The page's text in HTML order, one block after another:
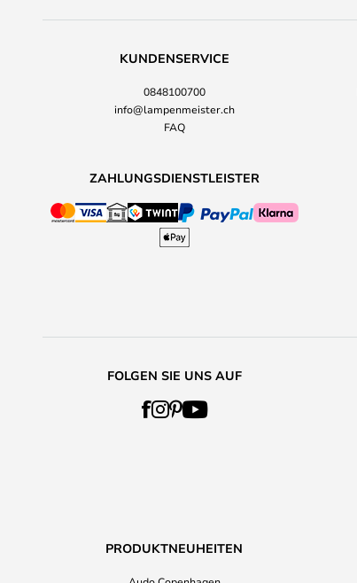
KUNDENSERVICE
0848100700
info@lampenmeister.ch
FAQ
ZAHLUNGSDIENSTLEISTER
FOLGEN SIE UNS AUF
PRODUKTNEUHEITEN